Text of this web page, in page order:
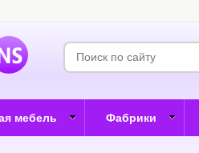
мебель Фабрики